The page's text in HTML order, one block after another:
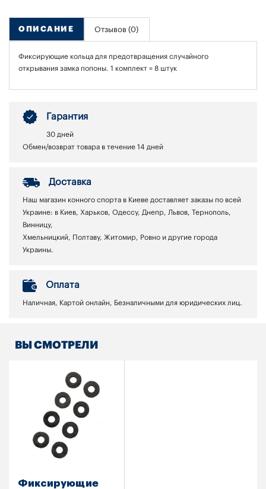
ОПИСАНИЕ Отзывов (0)
Фиксирующие кольца для предотвращения случайного
открывания замка попоны. 1 комплект = 8 штук
Гарантия
30 дней
Обмен/возврат товара в течение 14 дней
Доставка
Наш магазин конного спорта в Киеве доставляет заказы по всей
Украине: в Киев, Харьков, Одессу, Днепр, Львов, Тернополь,
Винницу,
Хмельницкий, Полтаву, Житомир, Ровно и другие города
Украины.
Оплата
Наличная, Картой онлайн, Безналичными для юридических лиц.
ВЫ СМОТРЕЛИ
Фиксирующие